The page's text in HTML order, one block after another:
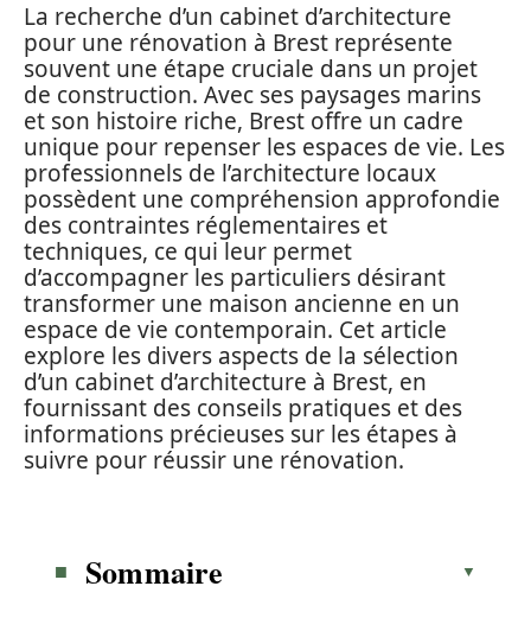
La recherche d’un cabinet d’architecture
pour une rénovation à Brest représente
souvent une étape cruciale dans un projet
de construction. Avec ses paysages marins
et son histoire riche, Brest offre un cadre
unique pour repenser les espaces de vie. Les
professionnels de l’architecture locaux
possèdent une compréhension approfondie
des contraintes réglementaires et
techniques, ce qui leur permet
d’accompagner les particuliers désirant
transformer une maison ancienne en un
espace de vie contemporain. Cet article
explore les divers aspects de la sélection
d’un cabinet d’architecture à Brest, en
fournissant des conseils pratiques et des
informations précieuses sur les étapes à
suivre pour réussir une rénovation.
Sommaire